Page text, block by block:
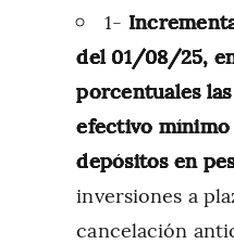
1-
del 01/08/25,
porcentuales
efectivo mínimo
depósitos en
inversiones a
cancelación